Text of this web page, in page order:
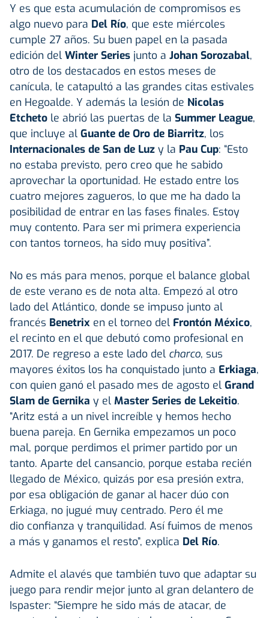
Y es que esta acumulación de compromisos es
algo nuevo para Del Río, que este miércoles
cumple 27 años. Su buen papel en la pasada
edición del Winter Series junto a Johan Sorozabal,
otro de los destacados en estos meses de
canícula, le catapultó a las grandes citas estivales
en Hegoalde. Y además la lesión de Nicolas
Etcheto le abrió las puertas de la Summer League,
que incluye al Guante de Oro de Biarritz, los
Internacionales de San de Luz y la Pau Cup: “Esto
no estaba previsto, pero creo que he sabido
aprovechar la oportunidad. He estado entre los
cuatro mejores zagueros, lo que me ha dado la
posibilidad de entrar en las fases finales. Estoy
muy contento. Para ser mi primera experiencia
con tantos torneos, ha sido muy positiva”.
No es más para menos, porque el balance global
de este verano es de nota alta. Empezó al otro
lado del Atlántico, donde se impuso junto al
francés Benetrix en el torneo del Frontón México,
el recinto en el que debutó como profesional en
2017. De regreso a este lado del charco, sus
mayores éxitos los ha conquistado junto a Erkiaga,
con quien ganó el pasado mes de agosto el Grand
Slam de Gernika y el Master Series de Lekeitio.
“Aritz está a un nivel increíble y hemos hecho
buena pareja. En Gernika empezamos un poco
mal, porque perdimos el primer partido por un
tanto. Aparte del cansancio, porque estaba recién
llegado de México, quizás por esa presión extra,
por esa obligación de ganar al hacer dúo con
Erkiaga, no jugué muy centrado. Pero él me
dio confianza y tranquilidad. Así fuimos de menos
a más y ganamos el resto”, explica Del Río.
Admite el alavés que también tuvo que adaptar su
juego para rendir mejor junto al gran delantero de
Ispaster: “Siempre he sido más de atacar, de